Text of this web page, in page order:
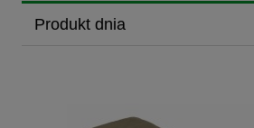
Produkt dnia